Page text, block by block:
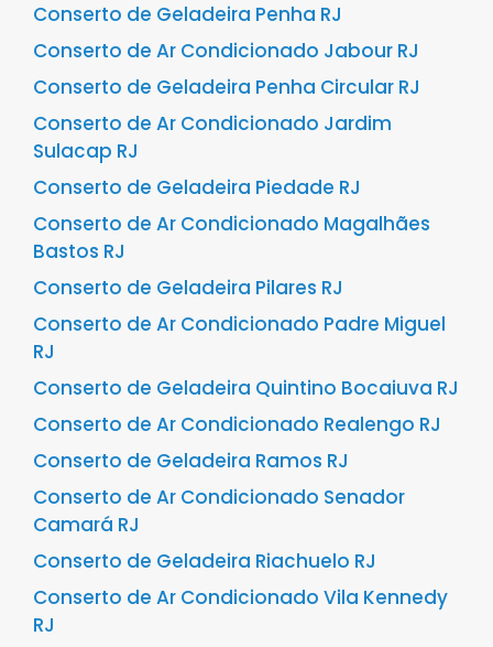
Conserto de Geladeira Penha RJ
Conserto de Ar Condicionado Jabour RJ
Conserto de Geladeira Penha Circular RJ
Conserto de Ar Condicionado Jardim
Sulacap RJ
Conserto de Geladeira Piedade RJ
Conserto de Ar Condicionado Magalhães
Bastos RJ
Conserto de Geladeira Pilares RJ
Conserto de Ar Condicionado Padre Miguel
RJ
Conserto de Geladeira Quintino Bocaiuva RJ
Conserto de Ar Condicionado Realengo RJ
Conserto de Geladeira Ramos RJ
Conserto de Ar Condicionado Senador
Camará RJ
Conserto de Geladeira Riachuelo RJ
Conserto de Ar Condicionado Vila Kennedy
RJ